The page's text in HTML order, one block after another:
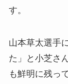
す。
山本草太選手
た」と小芝さ
も鮮明に残っ